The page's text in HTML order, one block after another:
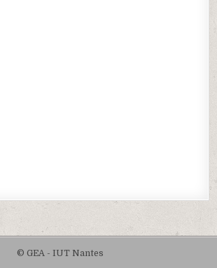
© GEA - IUT Nantes